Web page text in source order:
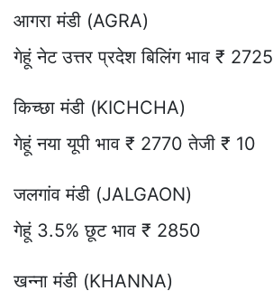
आगरा मंडी (AGRA)
गेहूं नेट उत्तर प्रदेश बिलिंग भाव ₹
किच्छा मंडी (KICHCHA)
गेहूं नया यूपी भाव ₹ 2770 तेजी ₹ 10
जलगांव मंडी (JALGAON)
गेहूं 3.5% छूट भाव ₹ 2850
खन्ना मंडी (KHANNA)